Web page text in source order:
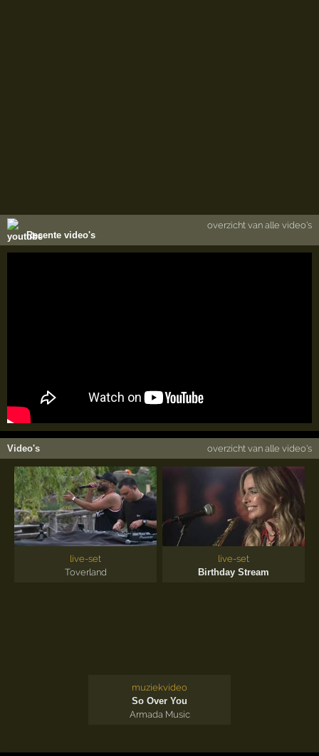
Recente video's
overzicht van alle video's
Video's overzicht van alle video's
live-set
Toverland
live-set
Birthday Stream
muziekvideo
So Over You
Armada Music